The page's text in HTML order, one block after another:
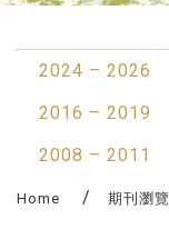
2024 – 2026
2016 – 2019
2008 – 2011
Home 期刊瀏覽